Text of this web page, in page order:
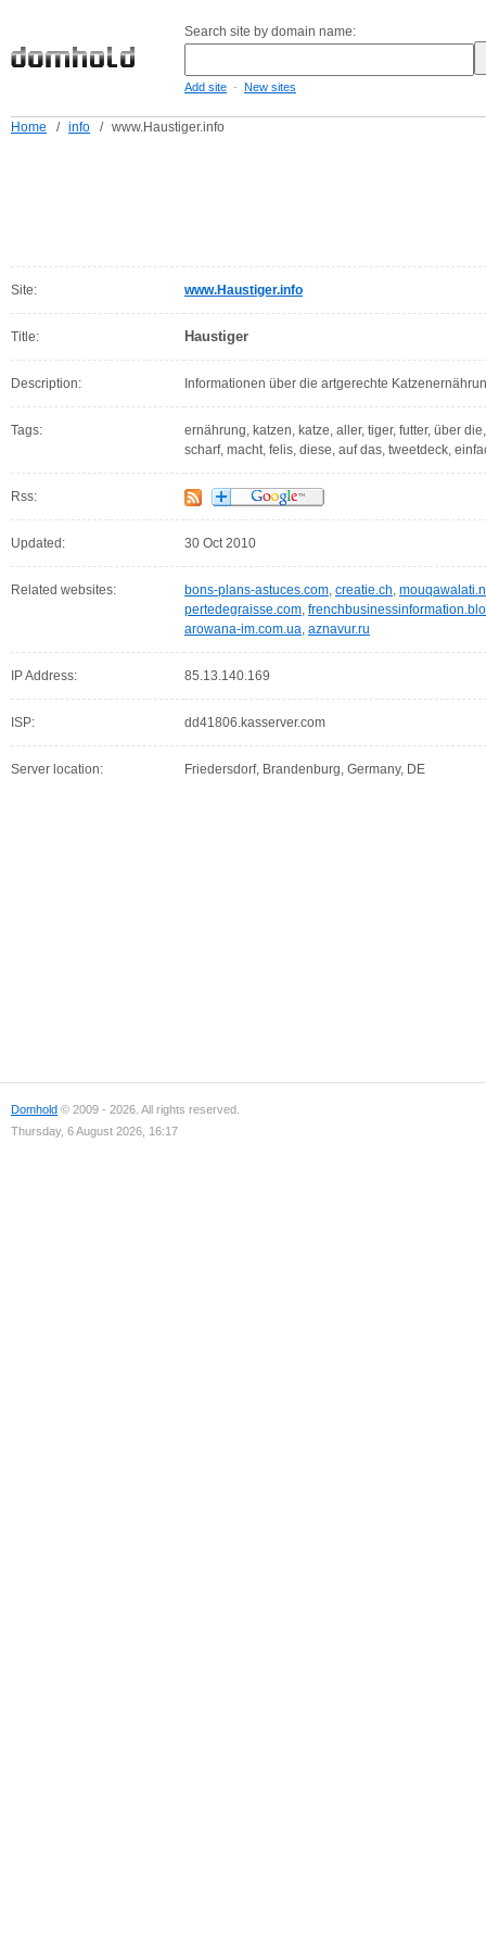
Search site by domain name:
Add site - New sites
Home / info / www.Haustiger.info
Site: www.Haustiger.info
Title: Haustiger
Description: Informationen über die artgerechte
Tags:
ernährung, katzen, katze, aller, tiger, futter, über
scharf, macht, felis, diese, auf das, tweetdeck,
Rss:
Updated: 30 Oct 2010
Related websites: bons-plans-astuces.com, creatie.ch,
pertedegraisse.com,
arowana-im.com.ua, aznavur.ru
IP Address: 85.13.140.169
ISP: dd41806.kasserver.com
Server location: Friedersdorf, Brandenburg, Germany, DE
Domhold © 2009 - 2026. All rights reserved.
Thursday, 6 August 2026, 16:17